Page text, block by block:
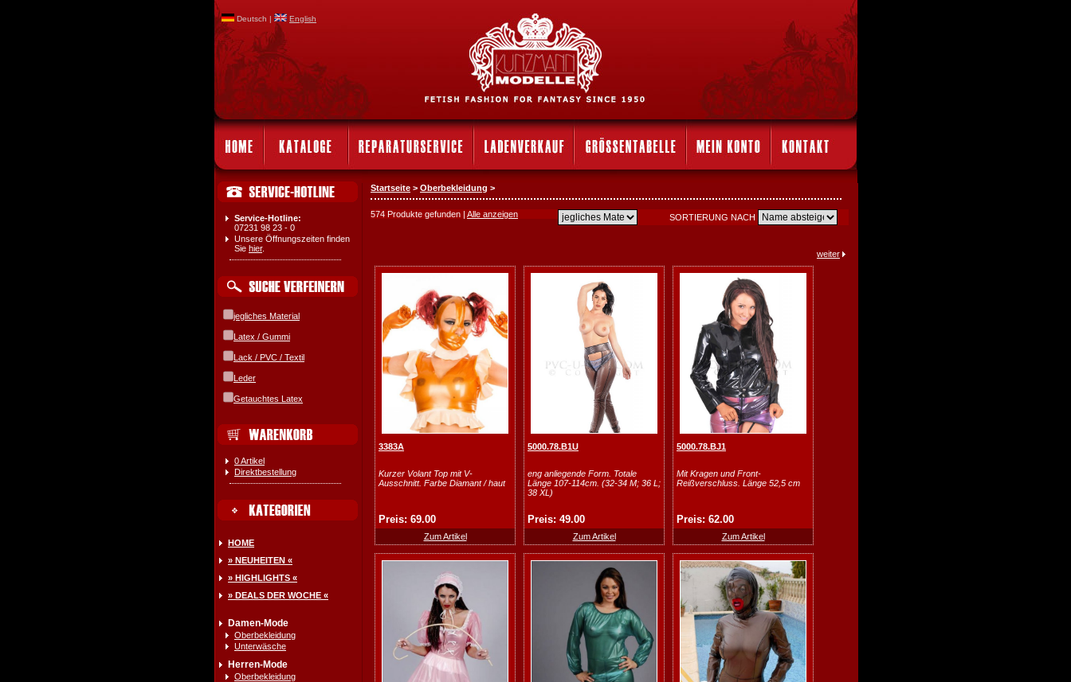
Deutsch | English
Service-Hotline:
07231 98 23 - 0
Unsere Öffnungszeiten finden
Sie hier.
jegliches Material
Latex / Gummi
Lack / PVC / Textil
Leder
Getauchtes Latex
0 Artikel
Direktbestellung
HOME
» NEUHEITEN «
» HIGHLIGHTS «
» DEALS DER WOCHE «
Damen-Mode
Oberbekleidung
Unterwäsche
Herren-Mode
Oberbekleidung
Startseite > Oberbekleidung >
574 Produkte gefunden | Alle anzeigen SORTIERUNG NACH
weiter
3383A
Kurzer Volant Top mit V-
Ausschnitt. Farbe Diamant / haut
Preis: 69.00
Zum Artikel
5000.78.B1U
eng anliegende Form. Totale
Länge 107-114cm. (32-34 M; 36 L;
38 XL)
Preis: 49.00
Zum Artikel
5000.78.BJ1
Mit Kragen und Front-
Reißverschluss. Länge 52,5 cm
Preis: 62.00
Zum Artikel